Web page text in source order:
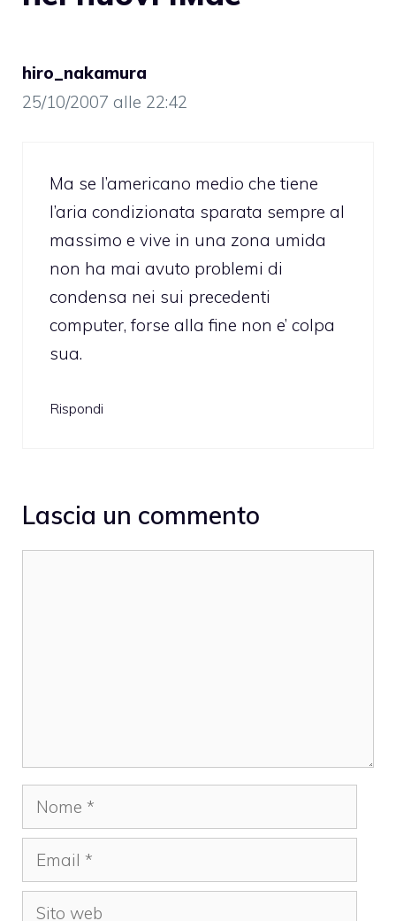
hiro_nakamura
25/10/2007 alle 22:42
Ma se l’americano medio che tiene
l’aria condizionata sparata sempre al
massimo e vive in una zona umida
non ha mai avuto problemi di
condensa nei sui precedenti
computer, forse alla fine non e’ colpa
sua.
Rispondi
Lascia un commento
Nome
Email
Sito